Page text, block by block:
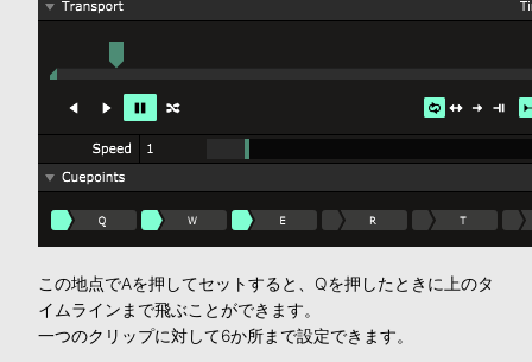
この地点でAを押してセットすると、Qを押したときに上のタ
イムラインまで飛ぶことができます。
一つのクリップに対して6か所まで設定できます。